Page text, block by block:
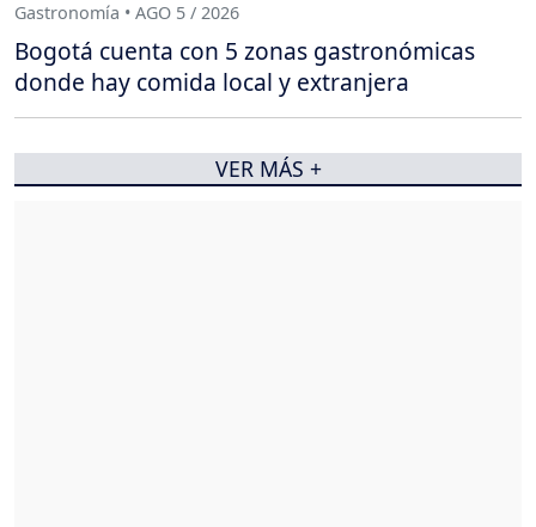
Gastronomía • AGO 5 / 2026
Bogotá cuenta con 5 zonas gastronómicas
donde hay comida local y extranjera
VER MÁS +